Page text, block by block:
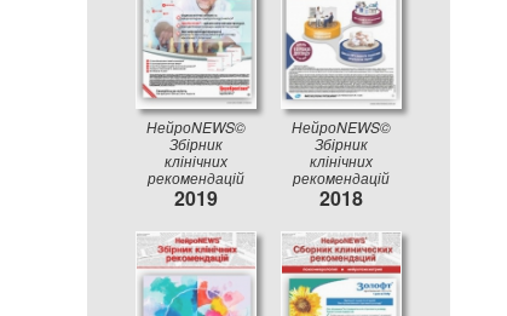
НейроNEWS©
Збірник
клінічних
рекомендацій
2019
НейроNEWS©
Збірник
клінічних
рекомендацій
2018